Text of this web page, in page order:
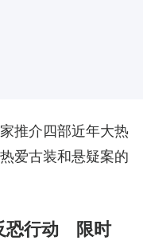
推介四部近年大热
爱古装和悬疑案的
恐行动 限时